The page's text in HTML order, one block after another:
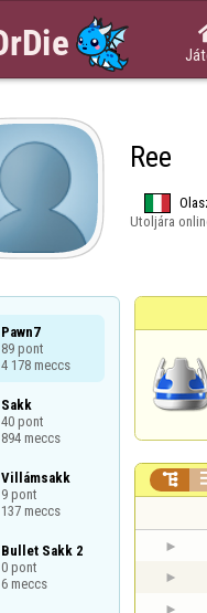
Ree
Utoljára
Pawn7
89 pont
4 178 meccs
Sakk
40 pont
894 meccs
Villámsakk
9 pont
137 meccs
Bullet Sakk 2
0 pont
6 meccs
